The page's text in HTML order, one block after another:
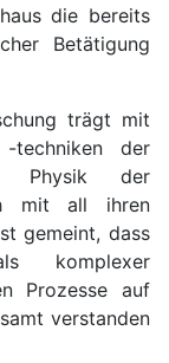
die bereits
Betätigung
trägt mit
-techniken der
Physik der
mit all ihren
gemeint, dass
komplexer
Prozesse auf
verstanden